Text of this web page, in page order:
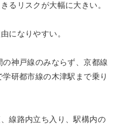
るリスクが大幅に大きい。
になりやすい。
神戸線のみならず、京都線
研都市線の木津駅まで乗り
線路内立ち入り、駅構内の